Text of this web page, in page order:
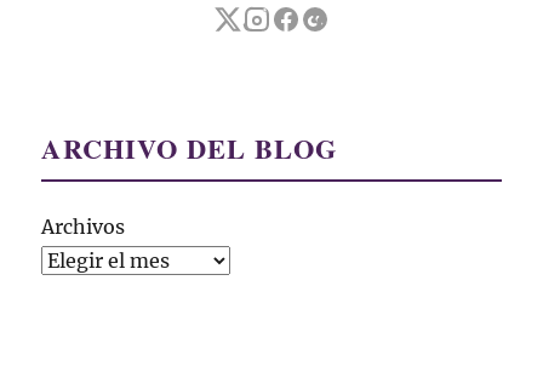
ARCHIVO DEL BLOG
Archivos